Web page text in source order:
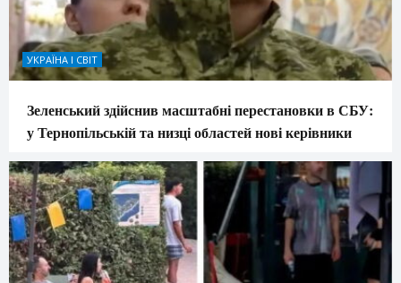
УКРАЇНА І СВІТ
Зеленський здійснив масштабні перестановки в СБУ:
у Тернопільській та низці областей нові керівники